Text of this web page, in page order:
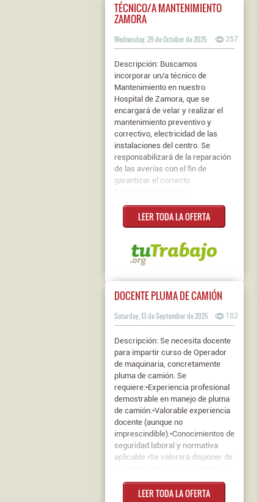
TÉCNICO/A MANTENIMIENTO
ZAMORA
Wednesday, 29 de October de 2025 257
Descripción: Buscamos
incorporar un/a técnico de
Mantenimiento en nuestro
Hospital de Zamora, que se
encargará de velar y realizar el
mantenimiento preventivo y
correctivo, electricidad de las
instalaciones del centro. Se
responsabilizará de la reparación
de las averías con el fin de
garantizar el correcto
instalaciones y maquinarias del
hospital. Se valorará experiencia
en climatización, fontanería y
experiencia... Contrato: Indefinido
Jornada: Jornada Completa Nivel
LEER TODA LA OFERTA
DOCENTE PLUMA DE CAMIÓN
Saturday, 13 de September de 2025 182
Descripción: Se necesita docente
para impartir curso de Operador
de maquinaria, concretamente
pluma de camión. Se
requiere:•Experiencia profesional
demostrable en manejo de pluma
de camión.•Valorable experiencia
docente (aunque no
imprescindible).•Conocimientos de
seguridad laboral y normativa
aplicable.•Se valorará disponer de
de maquinaria o CAP
docente.•Persona comunicativa,
LEER TODA LA OFERTA